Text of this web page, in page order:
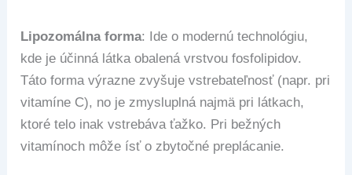
Lipozomálna forma: Ide o modernú technológiu,
kde je účinná látka obalená vrstvou fosfolipidov.
Táto forma výrazne zvyšuje vstrebateľnosť (napr. pri
vitamíne C), no je zmysluplná najmä pri látkach,
ktoré telo inak vstrebáva ťažko. Pri bežných
vitamínoch môže ísť o zbytočné preplácanie.